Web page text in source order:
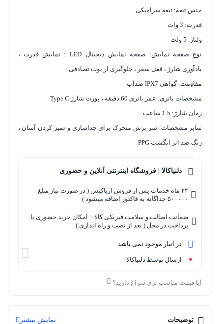
جنس تیغه: تیغه سرامیکی
قدرت: 3 وات
ولتاژ: 5 ولت
نوع صفحه نمایش: صفحه نمایش دیجیتال LED : نمایش قدرت ،
یادآوری شارژ ، قفل سفر ، جلوگیری از بوت تصادفی
مقاومت: گواهی IPX7 ضدآب
مشخصات باتری: عمر باتری 60 دقیقه ، پورت شارژ Type C
زمان شارژ: 1.5 ساعت
سایر مشخصات: سر برش متحرک برای جداسازی و تمیز کردن آسان ،
رنگ ضد اثر انگشت PPG
دلنیاکالا | فروشگاه اینترنتی آنلاین و حضوری
۲۴ ماه خدمات پس از فروش آریاکیش ( در صورت نیاز مبلغ
۵۰۰۰۰۰ جداگانه به فاکتور اضافه میشود )
ضمانت اصالت و سلامت فیزیکی کالا + امکان خرید حضوری یا
پرداخت در محل ( بعد از نصب و راه اندازی )
در انبار موجود نمی باشد
ارسال توسط دلنیاکالا
آیا قیمت مناسب تری سراغ دارید؟
توضیحات نمایش بیشتر